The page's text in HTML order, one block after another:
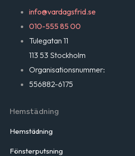
info@vardagsfrid.se
010-555 85 00
Tulegatan 11
113 53 Stockholm
Organisationsnummer:
556882-6175
Hemstädning
Hemstädning
Fönsterputsning